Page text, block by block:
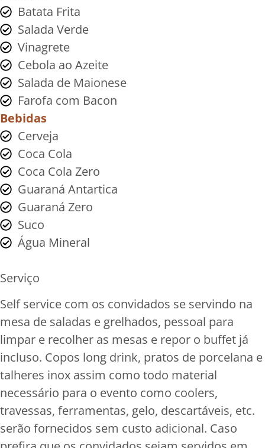
Batata Frita
Salada Verde
Vinagrete
Cebola ao Azeite
Salada de Maionese
Farofa com Bacon
Bebidas
Cerveja
Coca Cola
Coca Cola Zero
Guaraná Antartica
Guaraná Zero
Suco
Água Mineral
Serviço
Self service com os convidados se servindo na
mesa de saladas e grelhados, pessoal para
limpar e recolher as mesas e repor o buffet já
incluso. Copos long drink, pratos de porcelana e
talheres inox assim como todo material
necessário para o evento como coolers,
travessas, ferramentas, gelo, descartáveis, etc.
serão fornecidos sem custo adicional. Caso